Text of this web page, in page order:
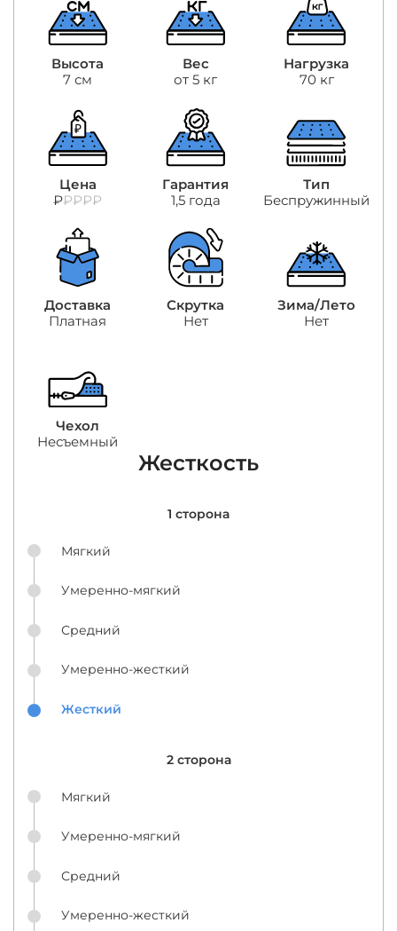
Высота
7 см
Вес
от 5 кг
Нагрузка
70 кг
Цена
₽₽₽₽₽
Гарантия
1,5 года
Тип
Беспружинный
Доставка
Платная
Скрутка
Нет
Зима/Лето
Нет
Чехол
Несъемный
Жесткость
1 сторона
Мягкий
Умеренно-мягкий
Средний
Умеренно-жесткий
Жесткий
2 сторона
Мягкий
Умеренно-мягкий
Средний
Умеренно-жесткий